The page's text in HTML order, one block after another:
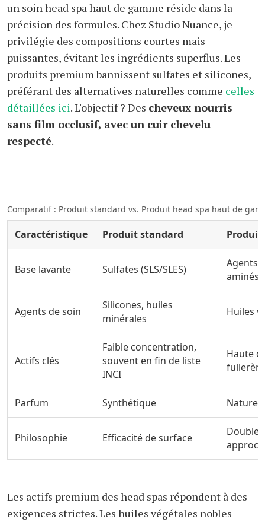
un soin head spa haut de gamme réside dans la
précision des formules. Chez Studio Nuance, je
privilégie des compositions courtes mais
puissantes, évitant les ingrédients superflus. Les
produits premium bannissent sulfates et silicones,
préférant des alternatives naturelles comme celles
détaillées ici. L'objectif ? Des cheveux nourris
sans film occlusif, avec un cuir chevelu
respecté.
Comparatif : Produit standard vs. Produit head spa haut de
Caractéristique Produit standard Produit
Base lavante Sulfates (SLS/SLES)
Agents
aminés
Agents de soin
Silicones, huiles
minérales
Huiles
Actifs clés
Faible concentration,
souvent en fin de liste
INCI
Haute
Parfum Synthétique Naturel,
Philosophie Efficacité de surface
Les actifs premium des head spas répondent à des
exigences strictes. Les huiles végétales nobles